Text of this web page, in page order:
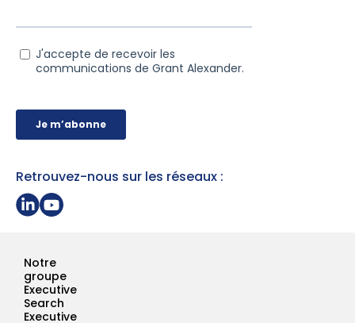
Retrouvez-nous sur les réseaux :
Partager sur Linkedin
Page Youtube Grant Alexander
Notre
groupe
Executive
Search
Executive